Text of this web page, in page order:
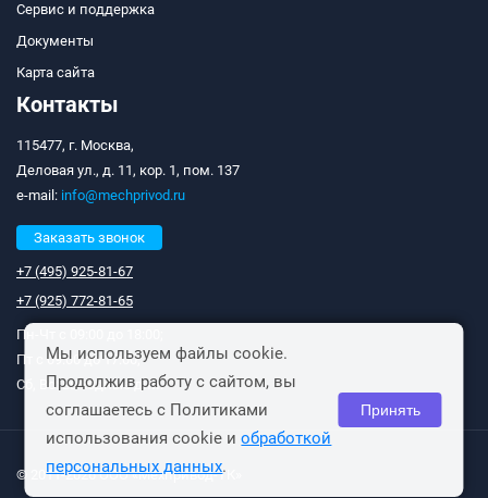
Сервис и поддержка
Документы
Карта сайта
Контакты
115477, г. Москва,
Деловая ул., д. 11, кор. 1, пом. 137
e-mail: info@mechprivod.ru
Заказать звонок
+7 (495) 925-81-67
+7 (925) 772-81-65
Пн-Чт с 09:00 до 18:00;
Пт с 09:00 до 17:00;
Сб, Вс: выходные дни.
© 2011-2026 ООО «Мехпривод-ТК»
Мы используем файлы cookie.
Продолжив работу с сайтом, вы
соглашаетесь с Политиками
использования cookie иобработкой
персональных данных.
Принять